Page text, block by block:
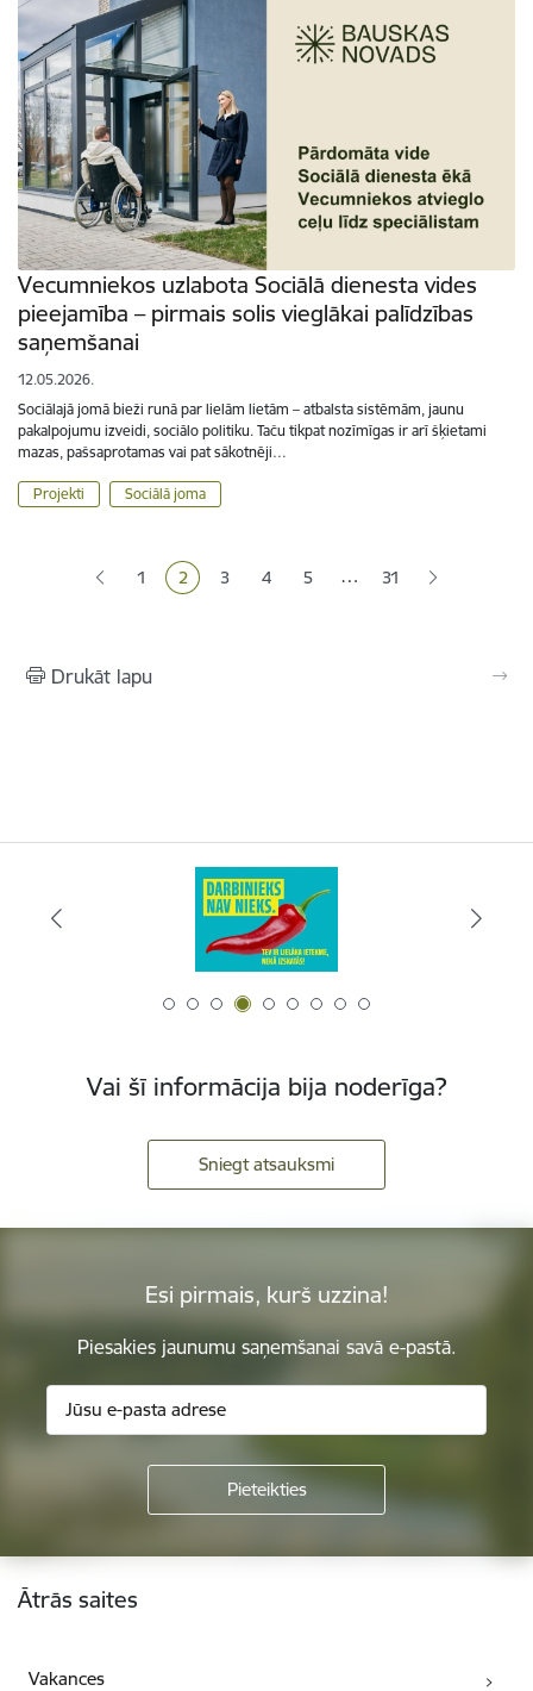
Vecumniekos uzlabota Sociālā dienesta vides
pieejamība – pirmais solis vieglākai palīdzības
saņemšanai
12.05.2026.
Sociālajā jomā bieži runā par lielām lietām – atbalsta sistēmām, jaunu
pakalpojumu izveidi, sociālo politiku. Taču tikpat nozīmīgas ir arī šķietami
mazas, pašsaprotamas vai pat sākotnēji…
Projekti Sociālā joma
Lapa
1 Pašreizējā lapa
2 Lapa
3 Lapa
4 Lapa
5 … 31
Drukāt lapu
Vai šī informācija bija noderīga?
Sniegt atsauksmi
Esi pirmais, kurš uzzina!
Piesakies jaunumu saņemšanai savā e-pastā.
Kājene
Ātrās saites
Vakances